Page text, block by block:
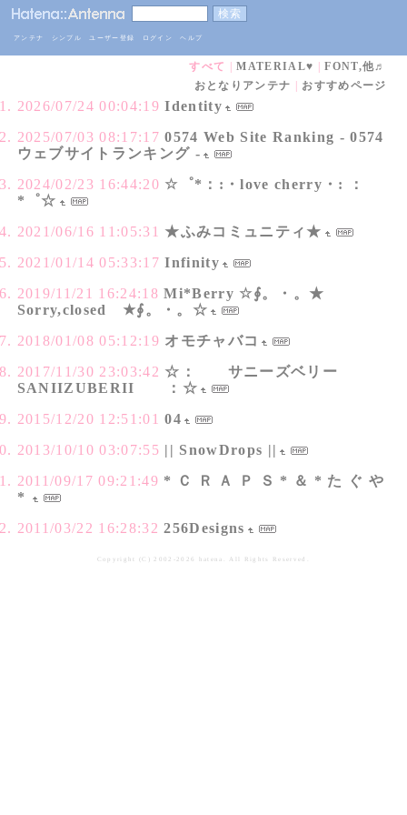
アンテナ シンプル ユーザー登録 ログイン ヘルプ
すべて |MATERIAL♥ |FONT,他♬
おとなりアンテナ
おすすめページ
2026/07/24 00:04:19 Identity
2025/07/03 08:17:17 0574 Web Site Ranking - 0574
ウェブサイトランキング -
2024/02/23 16:44:20 ☆゜*：:・love cherry・: ：
*゜☆
2021/06/16 11:05:31 ★ふみコミュニティ★
2021/01/14 05:33:17 Infinity
2019/11/21 16:24:18 Mi*Berry ☆∮。・。★
Sorry,closed ★∮。・。☆
2018/01/08 05:12:19 オモチャバコ
2017/11/30 23:03:42 ☆： サニーズベリー
SANIIZUBERII ：☆
2015/12/20 12:51:01 04
2013/10/10 03:07:55 || SnowDrops ||
2011/09/17 09:21:49 * Ｃ Ｒ Ａ Ｐ Ｓ * ＆ * た ぐ や
*
2011/03/22 16:28:32 256Designs
Copyright (C) 2002-2026 hatena. All Rights Reserved.